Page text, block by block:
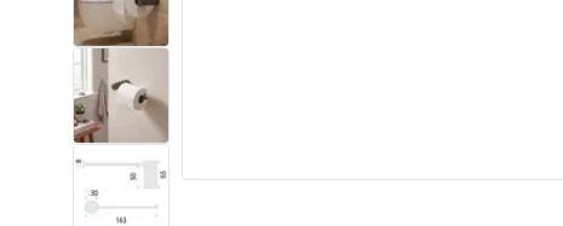
Rubinetti da bagno
Set doccia
Cucina